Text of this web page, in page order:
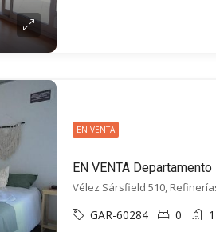
EN VENTA
Vélez Sársfield 510,
GAR-60284 0 1